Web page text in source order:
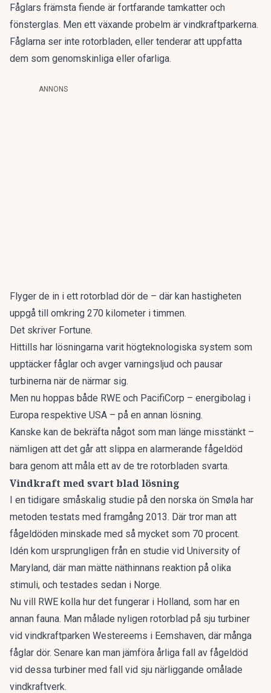
Fåglars främsta fiende är fortfarande tamkatter och
fönsterglas. Men ett växande probelm är vindkraftparkerna.
Fåglarna ser inte rotorbladen, eller tenderar att uppfatta
dem som genomskinliga eller ofarliga.
ANNONS
Flyger de in i ett rotorblad dör de – där kan hastigheten
uppgå till omkring 270 kilometer i timmen.
Det skriver Fortune.
Hittills har lösningarna varit högteknologiska system som
upptäcker fåglar och avger varningsljud och pausar
turbinerna när de närmar sig.
Men nu hoppas både RWE och PacifiCorp – energibolag i
Europa respektive USA – på en annan lösning.
Kanske kan de bekräfta något som man länge misstänkt –
nämligen att det går att slippa en alarmerande fågeldöd
bara genom att måla ett av de tre rotorbladen svarta.
Vindkraft med svart blad lösning
I en tidigare småskalig studie på den norska ön Smøla har
metoden testats med framgång 2013. Där tror man att
fågeldöden minskade med så mycket som 70 procent.
Idén kom ursprungligen från en studie vid University of
Maryland, där man mätte näthinnans reaktion på olika
stimuli, och testades sedan i Norge.
Nu vill RWE kolla hur det fungerar i Holland, som har en
annan fauna. Man målade nyligen rotorblad på sju turbiner
vid vindkraftparken Westereems i Eemshaven, där många
fåglar dör. Senare kan man jämföra årliga fall av fågeldöd
vid dessa turbiner med fall vid sju närliggande omålade
vindkraftverk.